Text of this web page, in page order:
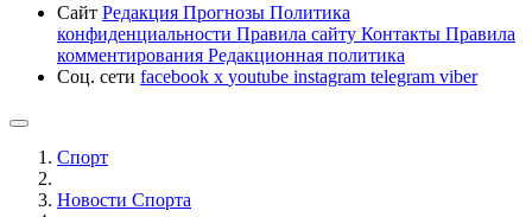
Сайт Редакция Прогнозы Политика
конфиденциальности Правила сайту Контакты Правила
комментирования Редакционная политика
Соц. сети facebook x youtube instagram telegram viber
Спорт
Новости Cпорта